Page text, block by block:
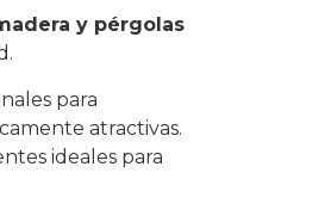
y pérgolas
para
atractivas.
ideales para